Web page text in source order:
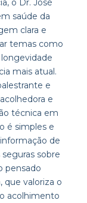
o Dr. José
saúde da
clara e
temas como
mais atual.
e
e
técnica em
é simples e
de
sobre
pensado
que valoriza o
acolhimento